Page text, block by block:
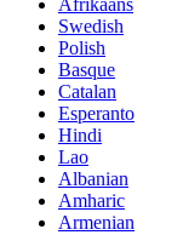
Swedish
Polish
Basque
Catalan
Esperanto
Hindi
Lao
Albanian
Amharic
Armenian